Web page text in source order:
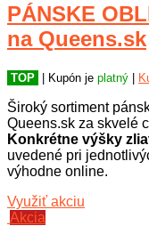
PÁNSKE
na Queens.sk
TOP | Kupón je platný |
Široký sortiment
Queens.sk za skvelé
Konkrétne výšky
uvedené pri
výhodne online.
Využiť akciu
Akcia